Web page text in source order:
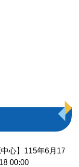
心】115年6月17
00:00